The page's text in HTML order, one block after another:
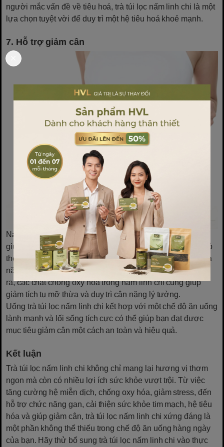
người mắc vấn đề về tiêu hoá, trà túi lọc nấm linh chi là một
lựa chọn tuyệt vời để duy trì một hệ tiêu hoá khoẻ mạnh.
7. Hỗ trợ giảm cân
Nấm linh chi có khả năng thúc đẩy quá trình trao đổi chất,
giúp đốt cháy calo hiệu quả hơn. Trà túi lọc nấm linh chi có
thể là một phần của chế độ ăn uống giảm cân nhờ vào khả
năng kiểm soát cơn đói và giảm cảm giác thèm ăn. Ngoài
ra, các chất chống oxy hóa trong nấm linh chi cũng giúp
giảm tích tụ mỡ thừa và duy trì cân nặng lý tưởng.
Uống trà túi lọc nấm linh chi kết hợp với một chế độ ăn uống
lành mạnh và lối sống tích cực có thể giúp bạn đạt được
mục tiêu giảm cân một cách an toàn và hiệu quả.
Kết luận
Trà túi lọc nấm linh chi không chỉ mang lại hương vị thơm
ngon mà còn có nhiều lợi ích sức khỏe vượt trội. Từ việc
tăng cường hệ miễn dịch, chống oxy hóa, giảm stress, đến
hỗ trợ chức năng gan, cải thiện sức khỏe tim mạch, hệ tiêu
hóa và giúp giảm cân, trà túi lọc nấm linh chi xứng đáng là
một phần không thể thiếu trong chế độ ăn uống hàng ngày
của bạn. Hãy thử bổ sung trà túi lọc nấm linh chi vào thực